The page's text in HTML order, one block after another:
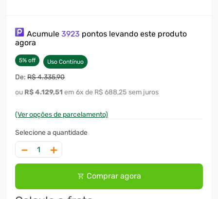
Acumule 3923 pontos levando este produto
agora
5% off Uso Contínuo
R$4.335,90
R$4.129,51 6x R$ 688,25 sem juros
(Ver opções de parcelamento)
＋
－
Comprar agora